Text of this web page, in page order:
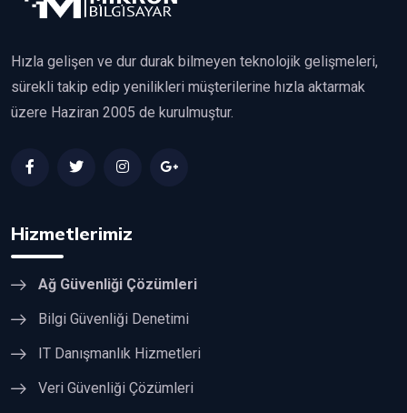
Hızla gelişen ve dur durak bilmeyen teknolojik gelişmeleri,
sürekli takip edip yenilikleri müşterilerine hızla aktarmak
üzere Haziran 2005 de kurulmuştur.
Hizmetlerimiz
Ağ Güvenliği Çözümleri
Bilgi Güvenliği Denetimi
IT Danışmanlık Hizmetleri
Veri Güvenliği Çözümleri